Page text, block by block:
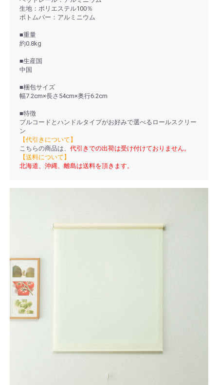
生地：ポリエステル100％
ボトムバー：アルミニウム
■重量
約0.8kg
■生産国
中国
■梱包サイズ
幅7.2cm×長さ54cm×奥行6.2cm
■特徴
プルコードとハンドルタイプがお好みで選べるロールスクリー
ン
【代引きについて】
こちらの商品は、 代引きでの出荷は受け付けておりません。
【送料について】
北海道、沖縄、離島は送料を頂きます。